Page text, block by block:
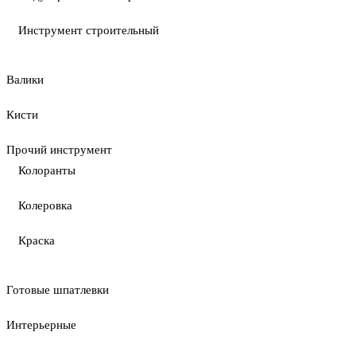
Инструмент строительный
Валики
Кисти
Прочий инструмент
Колоранты
Колеровка
Краска
Готовые шпатлевки
Интерьерные